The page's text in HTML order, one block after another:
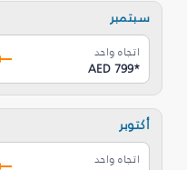
سبتمبر
اتجاه واحد
AED 799*
أكتوبر
اتجاه واحد